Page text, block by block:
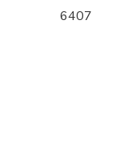
6407